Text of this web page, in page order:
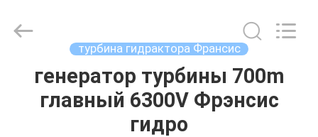
ДОМ
Services
турбина гидрактора Франсис
генератор турбины 700m
главный 6300V Фрэнсис
гидро